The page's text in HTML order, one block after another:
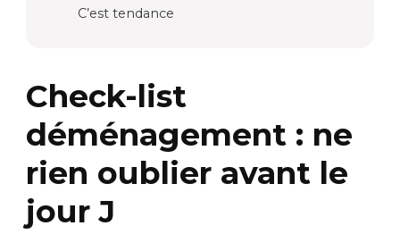
C’est tendance
Check-list
déménagement : ne
rien oublier avant le
jour J